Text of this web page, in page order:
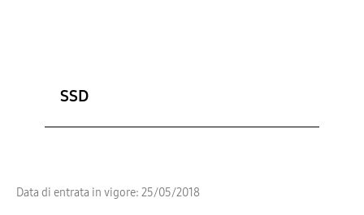
SSD
Data di entrata in vigore: 25/05/2018